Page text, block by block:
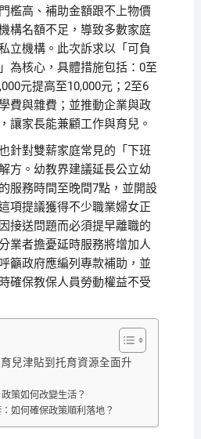
檻高、補助金額跟不上物價
構名額不足，導致多數家庭
立機構。此次訴求以「可負
為核心，具體措施包括：0至
元提高至10,000元；2至6
費與雜費；並推動企業與政
讓家長能兼顧工作與育兒。
針對雙薪家庭常見的「下班
方。幼教界建議延長公立幼
服務時間至晚間7點，並開設
項提議獲得不少職業婦女正
接送問題而必須提早離職的
業者擔憂延時服務將增加人
籲政府應編列專款補助，並
確保教保人員勞動權益不受
兒津貼到托育資源全面升
策如何改變生活？
如何確保政策順利落地？